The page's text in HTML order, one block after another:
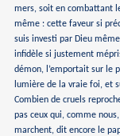
mers, soit en combattant
même : cette faveur si
suis investi par Dieu
infidèle si justement
démon, l’emportait sur le
lumière de la vraie foi, et
Combien de cruels
pas ceux qui, comme
marchent, dit encore le